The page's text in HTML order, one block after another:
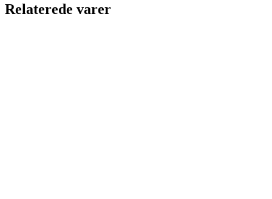
Relaterede varer